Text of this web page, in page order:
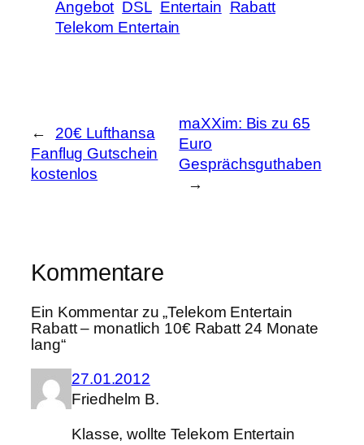
Angebot DSL Entertain Rabatt
Telekom Entertain
←
20€ Lufthansa
Fanflug Gutschein
kostenlos
maXXim: Bis zu 65
Euro
Gesprächsguthaben
→
Kommentare
Ein Kommentar zu „Telekom Entertain
Rabatt – monatlich 10€ Rabatt 24 Monate
lang“
27.01.2012
Friedhelm B.
Klasse, wollte Telekom Entertain